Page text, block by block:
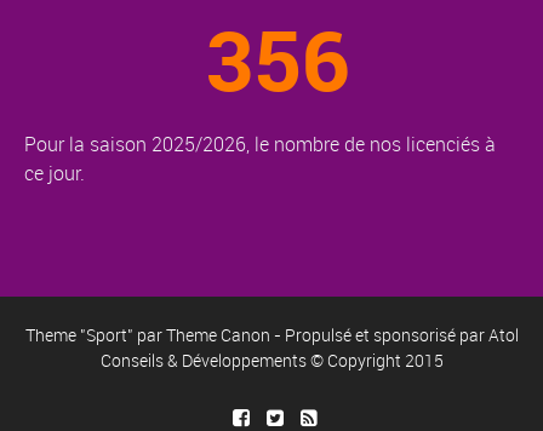
356
Pour la saison 2025/2026, le nombre de nos licenciés à
ce jour.
Theme "Sport" parTheme Canon - Propulsé et sponsorisé parAtol
Conseils & Développements© Copyright 2015